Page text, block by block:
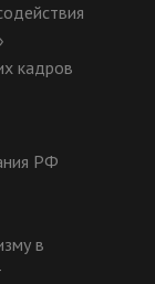
кадров
РФ
в